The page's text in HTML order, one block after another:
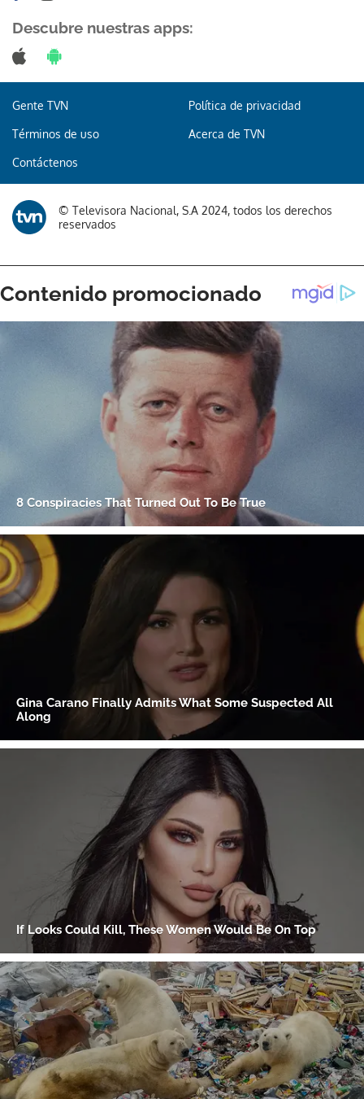
Descubre nuestras apps:
Gente TVN Política de privacidad
Términos de uso Acerca de TVN
Contáctenos
© Televisora Nacional, S.A 2024, todos los derechos
reservados